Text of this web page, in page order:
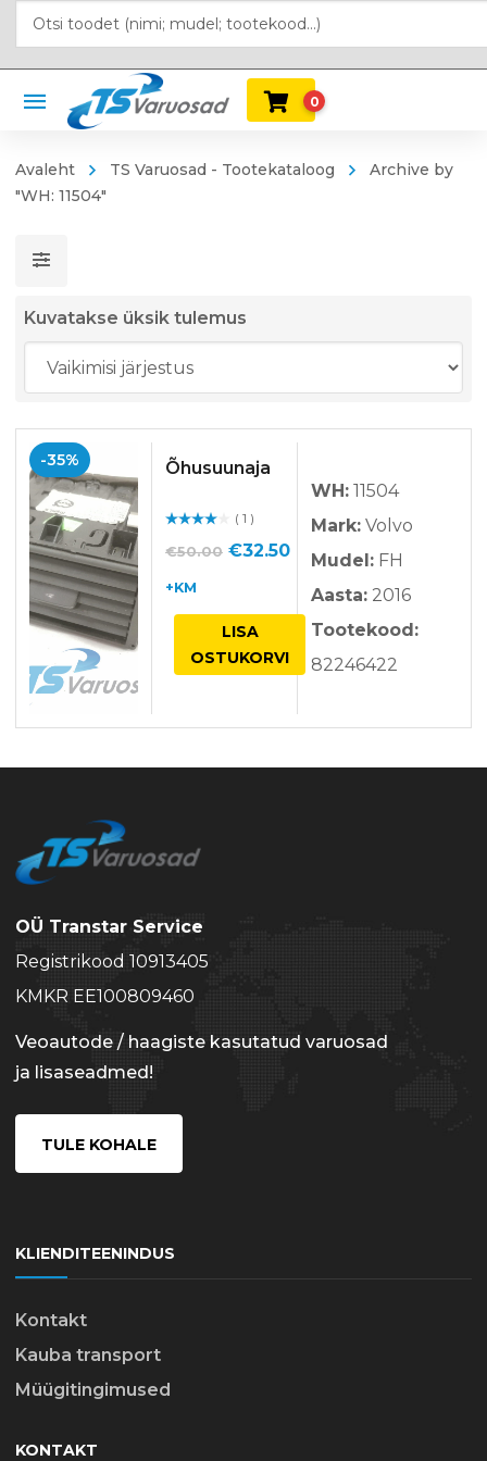
0
Avaleht TS Varuosad - Tootekataloog
Archive by
"WH: 11504"
Kuvatakse üksik tulemus
-35% Õhusuunaja
guga
/ 5
( 1 )
€50.00 Algne
oli:
€50.00.
€32.50Praegune
hind
on:
€32.50.
+KM
LISA
OSTUKORVI
WH: 11504
Mark: Volvo
Mudel: FH
Aasta: 2016
Tootekood:
82246422
OÜ Transtar Service
Registrikood 10913405
KMKR EE100809460
Veoautode / haagiste kasutatud varuosad
ja lisaseadmed!
TULE KOHALE
KLIENDITEENINDUS
Kontakt
Kauba transport
Müügitingimused
KONTAKT